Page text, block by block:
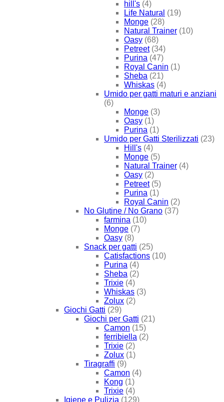
hill's (4)
Life Natural (19)
Monge (28)
Natural Trainer (10)
Oasy (68)
Petreet (34)
Purina (47)
Royal Canin (1)
Sheba (21)
Whiskas (4)
Umido per gatti maturi e anziani
(6)
Monge (3)
Oasy (1)
Purina (1)
Umido per Gatti Sterilizzati (23)
Hill's (4)
Monge (5)
Natural Trainer (4)
Oasy (2)
Petreet (5)
Purina (1)
Royal Canin (2)
No Glutine / No Grano (37)
farmina (10)
Monge (7)
Oasy (8)
Snack per gatti (25)
Catisfactions (10)
Purina (4)
Sheba (2)
Trixie (4)
Whiskas (3)
Zolux (2)
Giochi Gatti (29)
Giochi per Gatti (21)
Camon (15)
ferribiella (2)
Trixie (2)
Zolux (1)
Tiragraffi (9)
Camon (4)
Kong (1)
Trixie (4)
Igiene e Pulizia (129)